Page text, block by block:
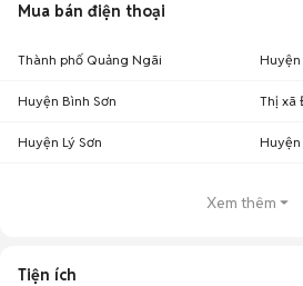
Mua bán điện thoại
Thành phố Quảng Ngãi Huyện
Huyện Bình Sơn Thị xã
Huyện Lý Sơn Huyện
Xem thêm
Tiện ích